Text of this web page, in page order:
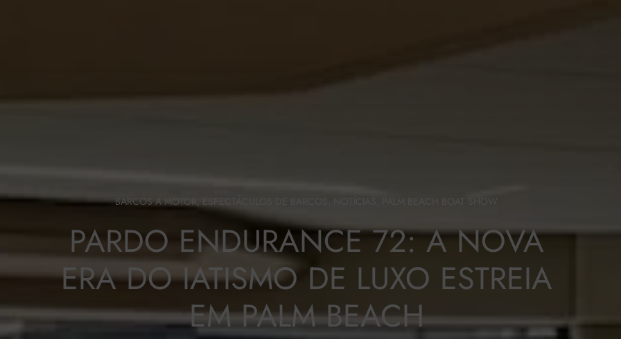
BARCOS A MOTOR ESPECTÁCULOS DE BARCOS PALM BEACH BOAT SHOW
PARDO ENDURANCE 72: A NOVA
ERA DO IATISMO DE LUXO ESTREIA
EM PALM BEACH